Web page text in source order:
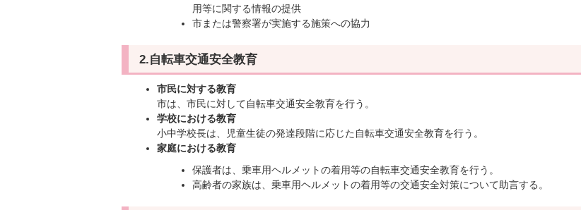
用等に関する情報の提供
市または警察署が実施する施策への協力
2.自転車交通安全教育
市民に対する教育
市は、市民に対して自転車交通安全教育を行う。
学校における教育
小中学校長は、児童生徒の発達段階に応じた自転車交通安全教育を行う。
家庭における教育
保護者は、乗車用ヘルメットの着用等の自転車交通安全教育を行う。
高齢者の家族は、乗車用ヘルメットの着用等の交通安全対策について助言する。